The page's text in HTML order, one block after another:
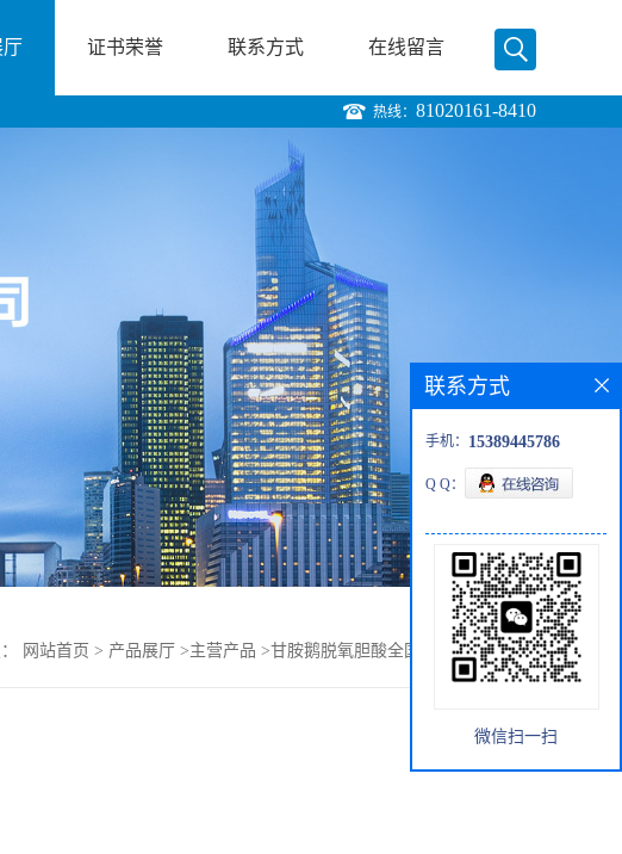
证书荣誉 联系方式 在线留言
热线： 81020161-8410
网站首页 > 产品展厅 >主营产品 >甘胺鹅脱氧胆酸全国供应报价 99.9%
联系方式
手机： 15389445786
Q Q：
微信扫一扫